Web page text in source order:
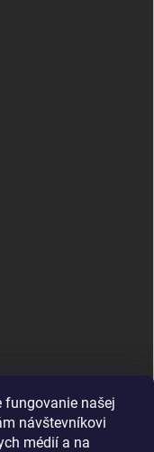
fungovanie našej
návštevníkovi
médií a na
na FB